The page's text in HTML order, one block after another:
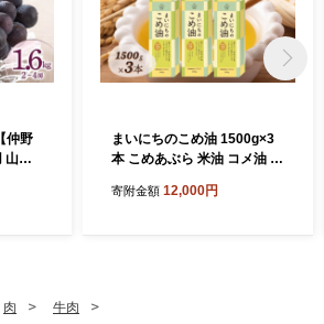
仲野
山形
下
まいにちのこめ油 1500g×3
本 こめあぶら 米油 コメ油 揚
用油 食用オイル 調理油 油 食
寄附金額 12,000円
肉
牛肉